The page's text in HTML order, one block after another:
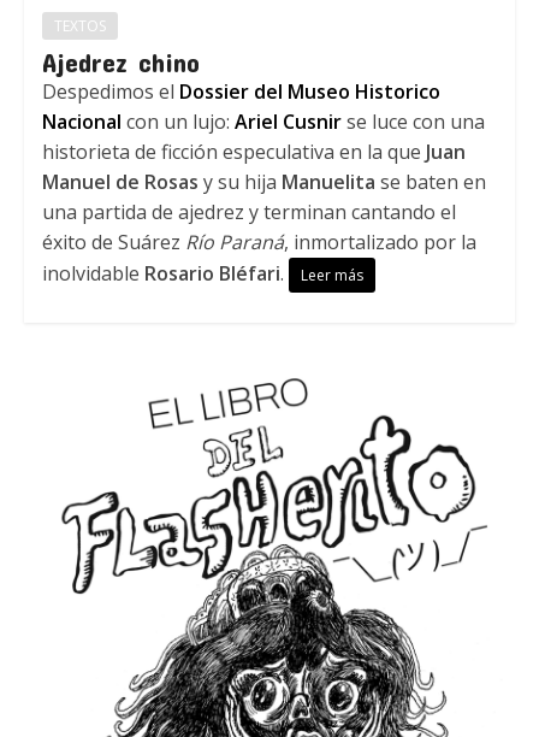
TEXTOS
Ajedrez chino
Despedimos el Dossier del Museo Historico
Nacional con un lujo: Ariel Cusnirse luce con una
historieta de ficción especulativa en la que Juan
Manuel de Rosas y su hija Manuelita se baten en
una partida de ajedrez y terminan cantando el
éxito de Suárez Río Paraná, inmortalizado por la
inolvidable Rosario Bléfari. Leer más